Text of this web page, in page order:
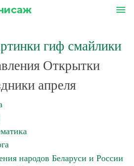
menu
гиф смайлики
Открытки
апреля
народов Беларуси и России